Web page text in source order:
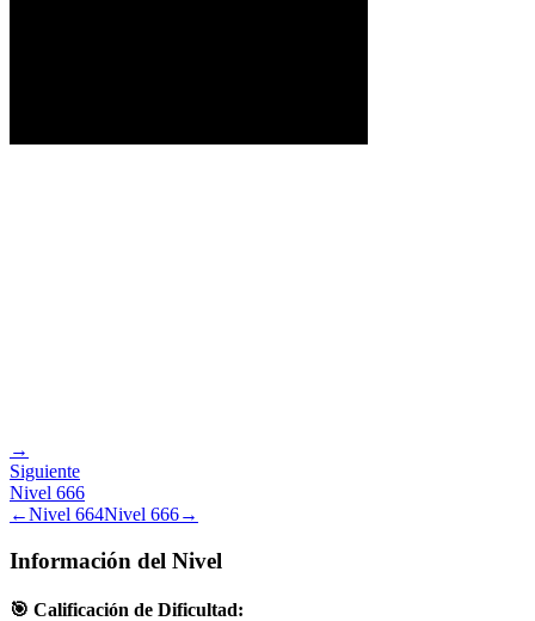
→
Siguiente
Nivel 666
←Nivel 664Nivel 666→
Información del Nivel
🎯 Calificación de Dificultad: